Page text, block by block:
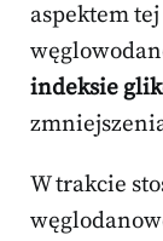
aspektem
indeksie
W trakcie